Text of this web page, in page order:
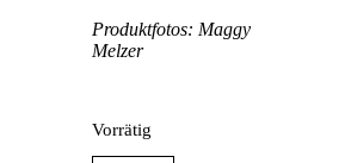
Produktfotos: Maggy
Melzer
Vorrätig